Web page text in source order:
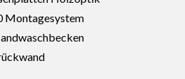
Montagesystem